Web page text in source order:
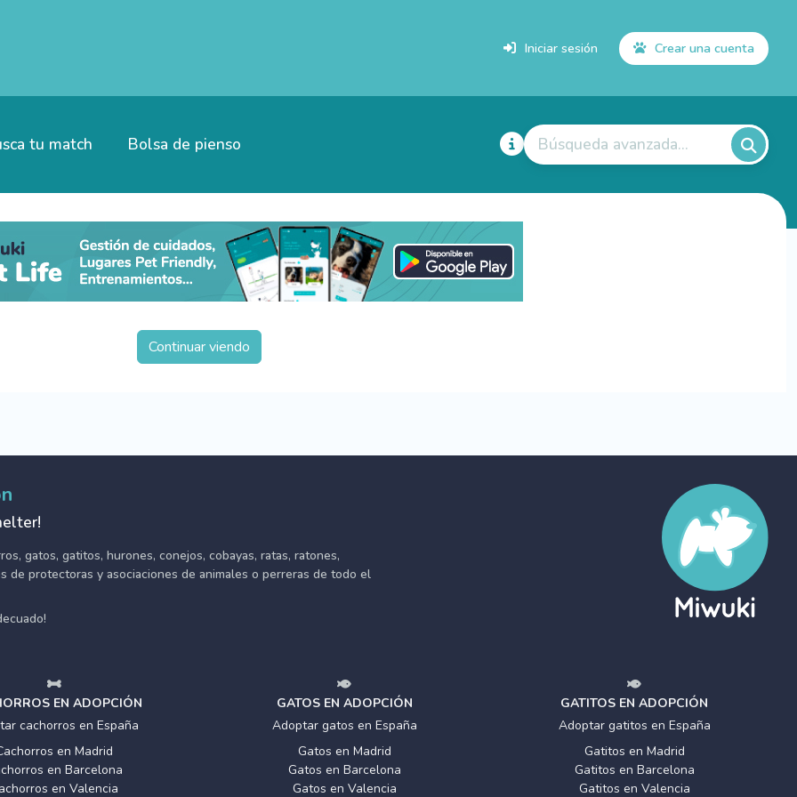
Iniciar sesión Crear una cuenta
tu match Bolsa de pienso Búsqueda avanzada...
Continuar viendo
gatos, gatitos, hurones, conejos, cobayas, ratas, ratones,
de protectoras y asociaciones de animales o perreras de todo el
EN ADOPCIÓN
cachorros en España
en Madrid
en Barcelona
en Valencia
GATOS EN ADOPCIÓN
Adoptar gatos en España
Gatos en Madrid
Gatos en Barcelona
Gatos en Valencia
GATITOS EN ADOPCIÓN
Adoptar gatitos en España
Gatitos en Madrid
Gatitos en Barcelona
Gatitos en Valencia